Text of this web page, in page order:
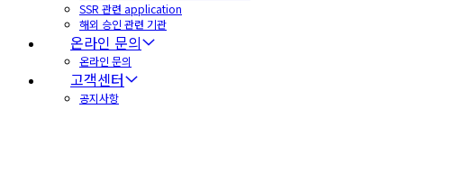
SSR 관련 application
해외 승인 관련 기관
온라인 문의
온라인 문의
고객센터
공지사항